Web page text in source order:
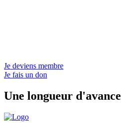
Je deviens membre
Je fais un don
Une longueur d'avance